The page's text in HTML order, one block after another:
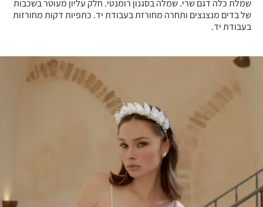
שמלת כלה דגם שרי. שמלה בסגנון רומנטי. חלק עליון מעוטר בשכבות
של בדים מנצנצים ותחרה מחורזת בעבודת יד. כתפיות דקות מחורזות
בעבודת יד.